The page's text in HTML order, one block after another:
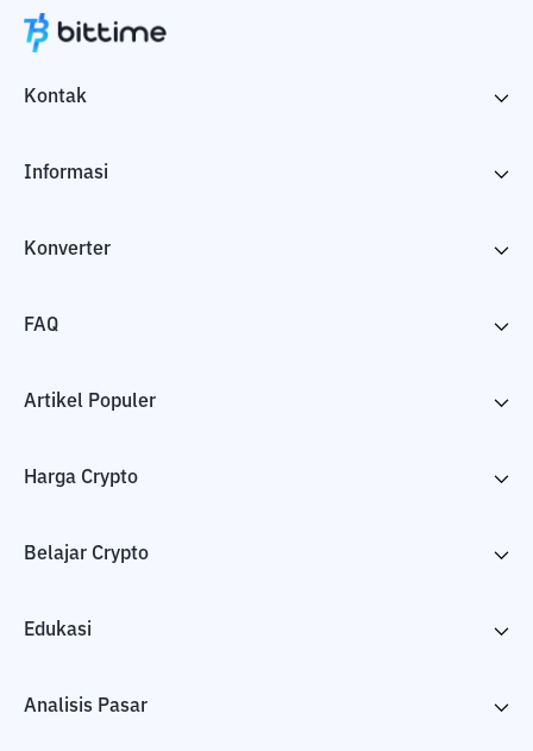
Kontak
Informasi
Konverter
FAQ
Artikel Populer
Harga Crypto
Belajar Crypto
Edukasi
Analisis Pasar